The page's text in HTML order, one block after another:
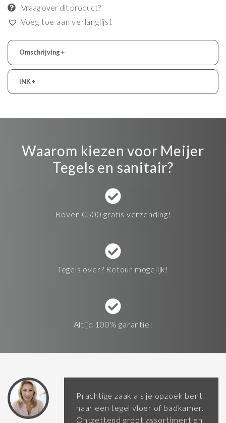
Vraag over dit product?
Voeg toe aan verlanglijst
Omschrijving+
INK+
Waarom kiezen voor Meijer
Tegels en sanitair?
Boven €500 gratis verzending!
Tegels over? Retour mogelijk!
Altijd 100% garantie!
Prachtige zaak als je opzoek bent
naar een tegel vloer of badkamer.
Ontzettend groot assortiment en